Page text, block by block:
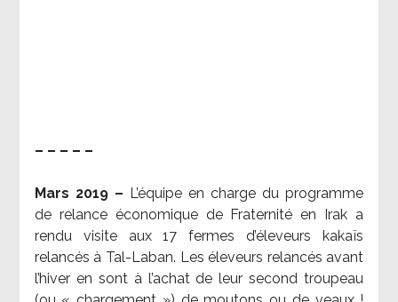
– – – – –
Mars 2019 – L’équipe en charge du programme
de relance économique de Fraternité en Irak a
rendu visite aux 17 fermes d’éleveurs kakaïs
relancés à Tal-Laban. Les éleveurs relancés avant
l’hiver en sont à l’achat de leur second troupeau